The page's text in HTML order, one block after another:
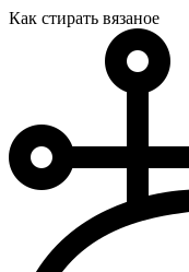
Как стирать вязаное